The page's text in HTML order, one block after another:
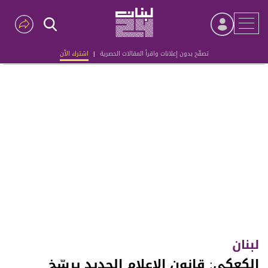
تصفّح بدون إعلانات واقرأ المقالات الحصرية | اشترك الآن
Advertisement
لبنان